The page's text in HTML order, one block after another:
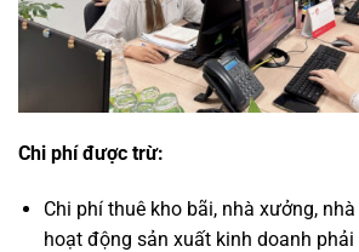
Chi phí được trừ:
Chi phí thuê kho bãi, nhà xưởng,
hoạt động sản xuất kinh doanh